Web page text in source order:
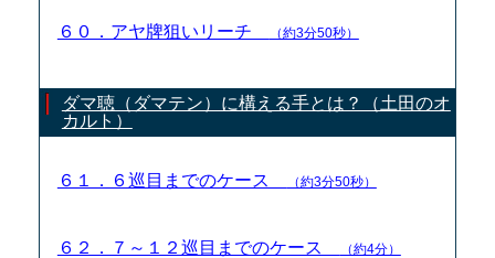
６０．アヤ牌狙いリーチ （約3分50秒）
ダマ聴（ダマテン）に構える手とは？（土田のオ
カルト）
６１．６巡目までのケース （約3分50秒）
６２．７～１２巡目までのケース （約4分）